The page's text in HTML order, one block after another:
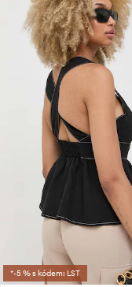
*-5 % s kódem: LST